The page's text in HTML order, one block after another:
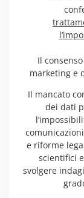
Il
marketing e
Il mancato
dei dati
e riforme
scientifici
svolgere